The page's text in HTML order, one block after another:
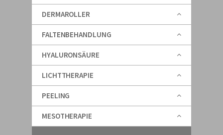
DERMAROLLER
FALTENBEHANDLUNG
HYALURONSÄURE
LICHTTHERAPIE
PEELING
MESOTHERAPIE